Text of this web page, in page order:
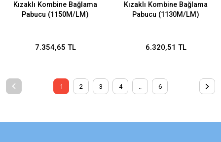
Kızaklı Kombine Bağlama
Pabucu (1150M/LM)
7.354,65 TL
Kızaklı Kombine Bağlama
Pabucu (1130M/LM)
6.320,51 TL
1 2 3 4 6